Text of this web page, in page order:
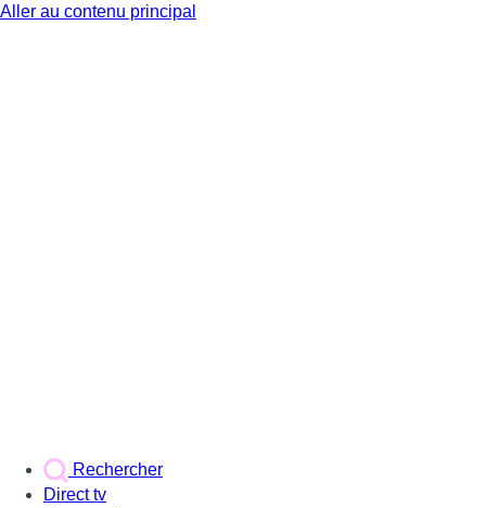
Aller au contenu principal
Rechercher
Direct tv